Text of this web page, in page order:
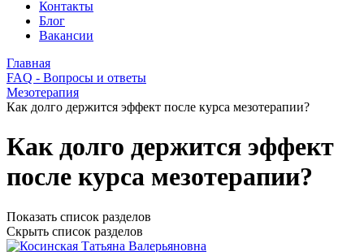
Контакты
Блог
Вакансии
Главная
FAQ - Вопросы и ответы
Мезотерапия
Как долго держится эффект после курса мезотерапии?
Как долго держится эффект
после курса мезотерапии?
Показать список разделов
Скрыть список разделов